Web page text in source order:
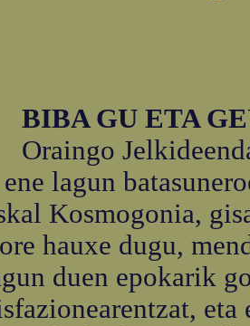
GU ETA
ene lagun
Kosmogonia,
hauxe dugu,
duen epokarik
eta